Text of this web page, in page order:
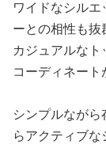
ワイドなシル
ーとの相性も抜
カジュアルな
コーディネート
シンプルなが
らアクティブな